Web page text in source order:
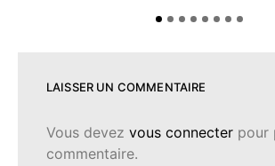
LAISSER UN COMMENTAIRE
Vous devez vous connecter pour
commentaire.